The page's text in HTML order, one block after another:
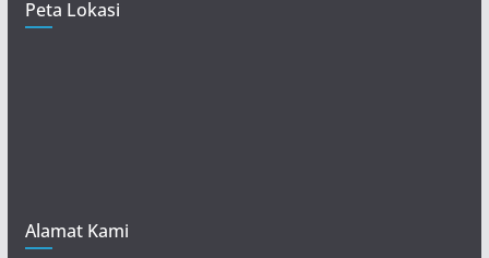
Peta Lokasi
Alamat Kami